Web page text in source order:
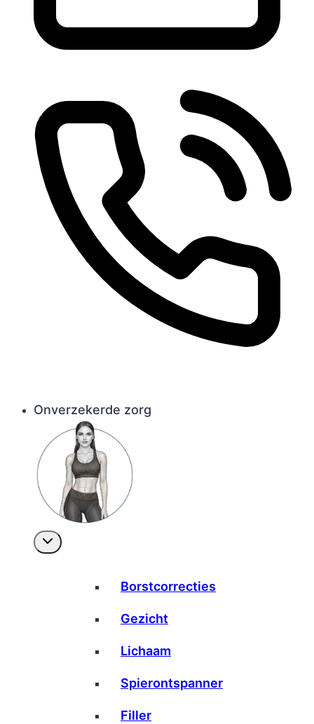
Onverzekerde zorg
Borstcorrecties
Gezicht
Lichaam
Spierontspanner
Filler